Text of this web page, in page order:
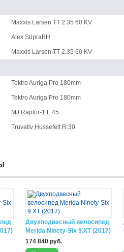
Maxxis Larsen TT 2.35 60 KV
Alex SupraBH
Maxxis Larsen TT 2.35 60 KV
Tektro Auriga Pro 180mm
Tektro Auriga Pro 180mm
MJ Raptor-1 L:45
Truvativ Hussefelt R:30
Двухподвесный велосипед
Merida Ninety-Six 9.XT (2017)
174 840 руб.